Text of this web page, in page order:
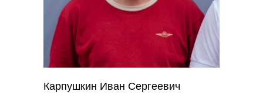
Карпушкин Иван Сергеевич